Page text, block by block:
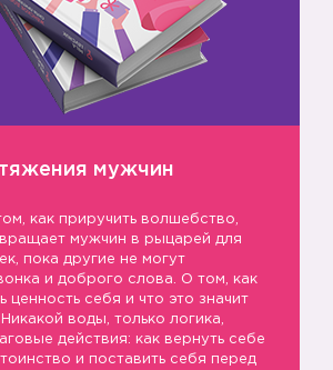
мужчин
как приручить волшебство,
мужчин в рыцарей для
пока другие не могут
и доброго слова. О том, как
ценность себя и что это значит
воды, только логика,
действия: как вернуть себе
и поставить себя перед